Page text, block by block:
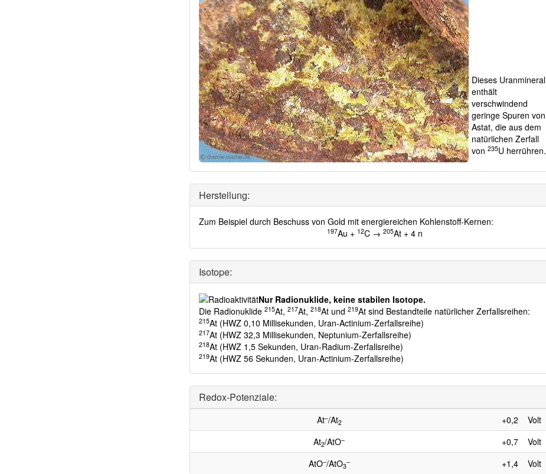
Dieses Uranmineral
enthält
verschwindend
geringe Spuren von
Astat, die aus dem
natürlichen Zerfall
von235U herrühren.
Herstellung:
Zum Beispiel durch Beschuss von Gold mit energiereichen Kohlenstoff-Kernen:
197Au + 12C →205At + 4 n
Isotope:
Nur Radionuklide, keine stabilen Isotope.
Die Radionuklide215At,217At,218At und219At sind Bestandteile natürlicher Zerfallsreihen:
215At (HWZ 0,10 Millisekunden, Uran-Actinium-Zerfallsreihe)
217At (HWZ 32,3 Millisekunden, Neptunium-Zerfallsreihe)
218At (HWZ 1,5 Sekunden, Uran-Radium-Zerfallsreihe)
219At (HWZ 56 Sekunden, Uran-Actinium-Zerfallsreihe)
Redox-Potenziale:
At–/At2 +0,2
Volt
At2/AtO– +0,7
Volt
AtO–/AtO3
– +1,4 Volt